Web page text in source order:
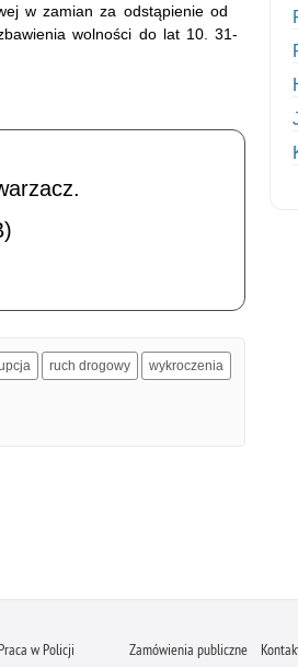
w zamian za odstąpienie od
wolności do lat 10. 31-
ruch drogowy wykroczenia
Praca w Policji Zamówienia publiczne